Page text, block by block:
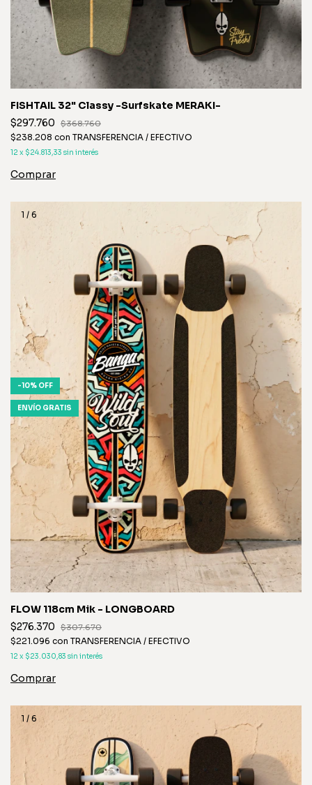
FISHTAIL 32" Classy -Surfskate MERAKI-
$297.760
$368.760
$238.208 con TRANSFERENCIA / EFECTIVO
12 x $24.813,33 sin interés
1 / 6
-10% OFF
ENVÍO GRATIS
FLOW 118cm Mik - LONGBOARD
$276.370
$307.670
$221.096 con TRANSFERENCIA / EFECTIVO
12 x $23.030,83 sin interés
1 / 6